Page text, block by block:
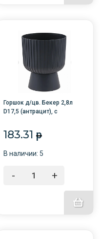
Горшок д/цв. Бекер 2,8л
D17,5 (антрацит), с
183.31p
В наличии: 5
- +